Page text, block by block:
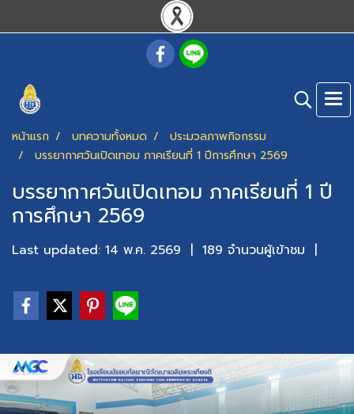
หน้าแรก บทความทั้งหมด
ประมวลภาพกิจกรรม
บรรยากาศวันเปิดเทอม ภาคเรียนที่ 1 ปีการศึกษา 2569
บรรยากาศวันเปิดเทอม ภาคเรียนที่ 1 ปี
การศึกษา 2569
Last updated: 14 พ.ค. 2569 | 189 จำนวนผู้เข้าชม |